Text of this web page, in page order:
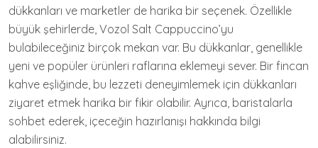
dükkanları ve marketler de harika bir seçenek. Özellikle
büyük şehirlerde, Vozol Salt Cappuccino’yu
bulabileceğiniz birçok mekan var. Bu dükkanlar, genellikle
yeni ve popüler ürünleri raflarına eklemeyi sever. Bir fincan
kahve eşliğinde, bu lezzeti deneyimlemek için dükkanları
ziyaret etmek harika bir fikir olabilir. Ayrıca, baristalarla
sohbet ederek, içeceğin hazırlanışı hakkında bilgi
alabilirsiniz.